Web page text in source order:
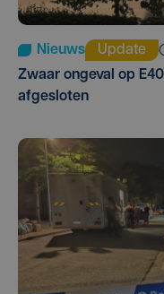
Nieuws Update
Zwaar ongeval op
afgesloten